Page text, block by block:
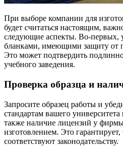
При выборе компании для
будет считаться настоящим,
следующие аспекты. Во-первых,
бланками, имеющими защиту от
Это может подтвердить
учебного заведения.
Проверка образца и
Запросите образец работы и
стандартам вашего
также наличие лицензий у
изготовлением. Это
соответствуют законодательству.